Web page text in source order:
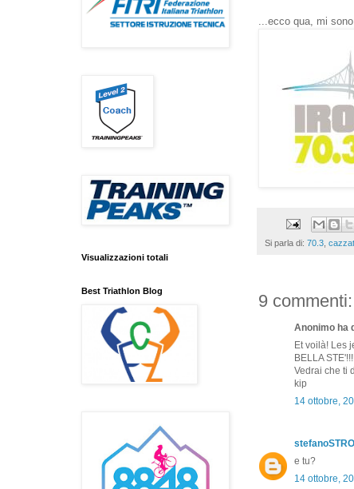
...ecco qua, mi
Si parla di: 70.3
9 commenti:
Anonimo ha
Et voilà! Les
BELLA
Vedrai che ti
kip
14 ottobre,
e tu?
14 ottobre,
Visualizzazioni totali
Best Triathlon Blog